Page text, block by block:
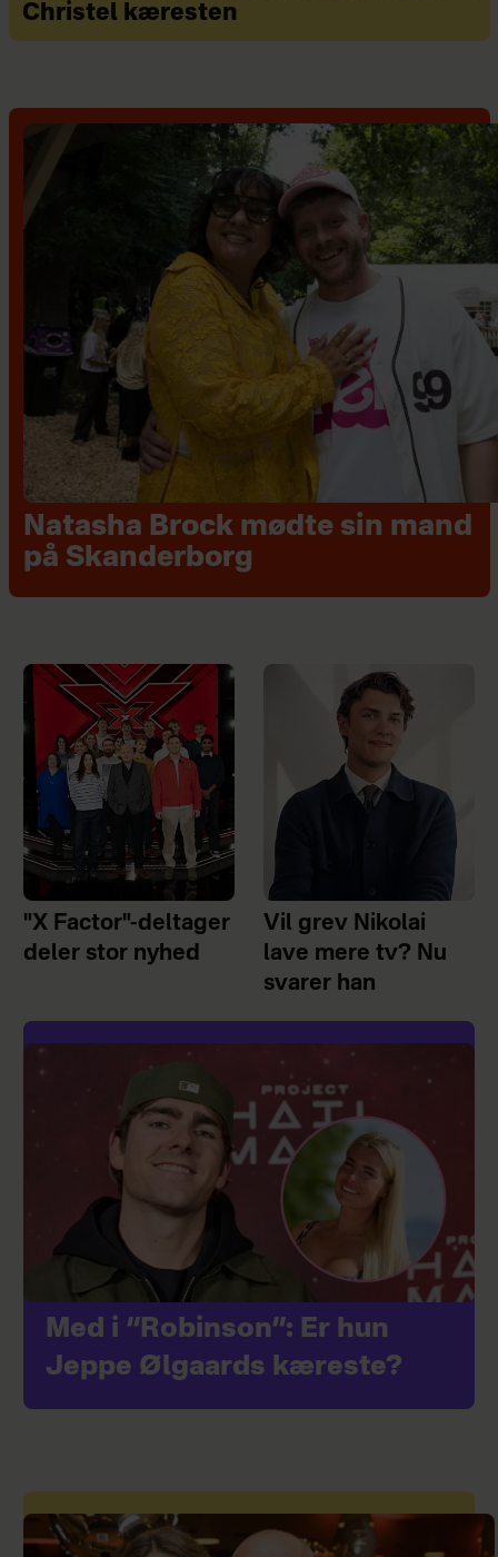
Christel kæresten
Natasha Brock mødte sin mand
på Skanderborg
"X Factor"-deltager
deler stor nyhed
Vil grev Nikolai
lave mere tv? Nu
svarer han
Med i “Robinson”: Er hun
Jeppe Ølgaards kæreste?